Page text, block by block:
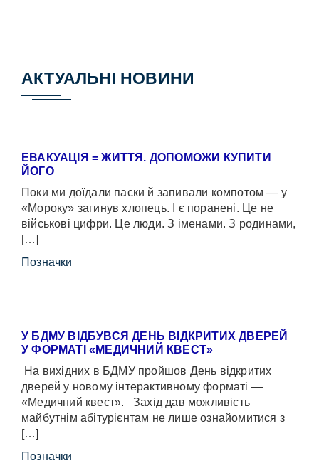
АКТУАЛЬНІ НОВИНИ
ЕВАКУАЦІЯ = ЖИТТЯ. ДОПОМОЖИ КУПИТИ
ЙОГО
Поки ми доїдали паски й запивали компотом — у
«Мороку» загинув хлопець. І є поранені. Це не
військові цифри. Це люди. З іменами. З родинами,
[…]
Позначки
У БДМУ ВІДБУВСЯ ДЕНЬ ВІДКРИТИХ ДВЕРЕЙ
У ФОРМАТІ «МЕДИЧНИЙ КВЕСТ»
На вихідних в БДМУ пройшов День відкритих
дверей у новому інтерактивному форматі —
«Медичний квест». Захід дав можливість
майбутнім абітурієнтам не лише ознайомитися з
[…]
Позначки